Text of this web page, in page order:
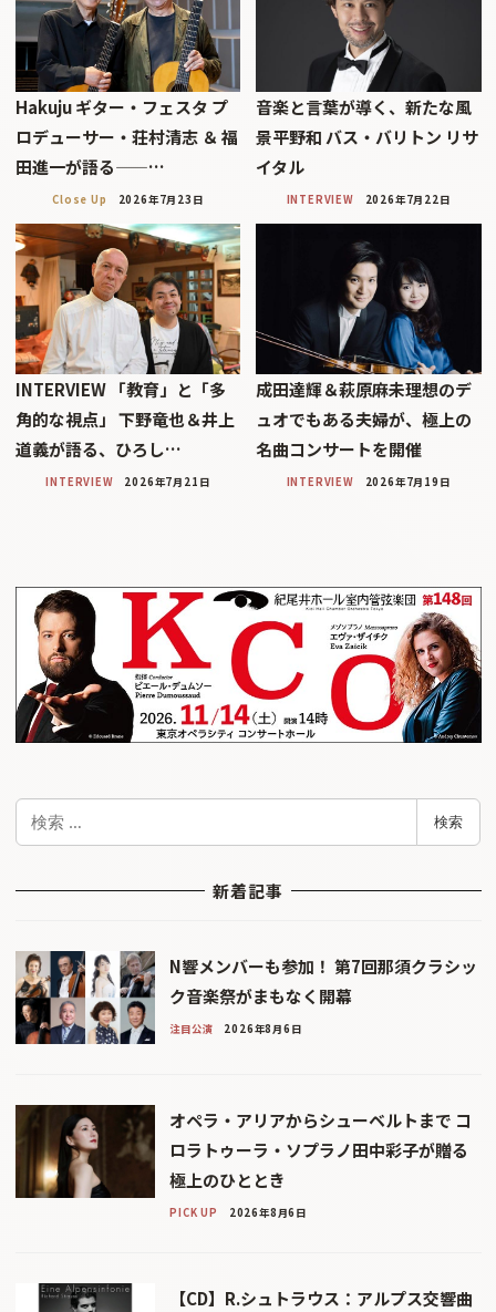
Hakuju ギター・フェスタ プ
ロデューサー・荘村清志 ＆ 福
田進一が語る——…
Close Up 2026年7月23日
音楽と言葉が導く、新たな風
景平野和 バス・バリトン リサ
イタル
INTERVIEW 2026年7月22日
INTERVIEW 「教育」と「多
角的な視点」 下野竜也＆井上
道義が語る、ひろし…
INTERVIEW 2026年7月21日
成田達輝＆萩原麻未理想のデ
ュオでもある夫婦が、極上の
名曲コンサートを開催
INTERVIEW 2026年7月19日
検
検索
新着記事
N響メンバーも参加！ 第7回那須クラシッ
ク音楽祭がまもなく開幕
注目公演 2026年8月6日
オペラ・アリアからシューベルトまで コ
ロラトゥーラ・ソプラノ田中彩子が贈る
極上のひととき
PICK UP 2026年8月6日
【CD】R.シュトラウス：アルプス交響曲